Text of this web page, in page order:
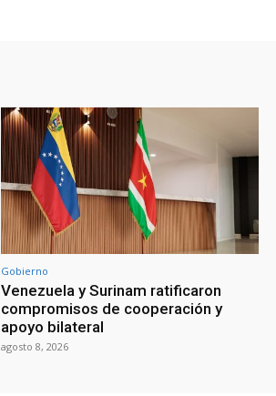
Gobierno
Venezuela y Surinam ratificaron
compromisos de cooperación y
apoyo bilateral
agosto 8, 2026